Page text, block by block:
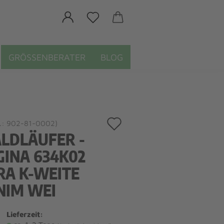
GRÖSSENBERATER BLOG
902-81-0002)
-
634K02
K-WEITE
WEI
Lieferzeit: